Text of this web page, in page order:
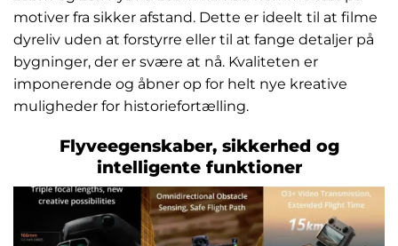
motiver fra sikker afstand. Dette er ideelt til at filme
dyreliv uden at forstyrre eller til at fange detaljer på
bygninger, der er svære at nå. Kvaliteten er
imponerende og åbner op for helt nye kreative
muligheder for historiefortælling.
Flyveegenskaber, sikkerhed og
intelligente funktioner